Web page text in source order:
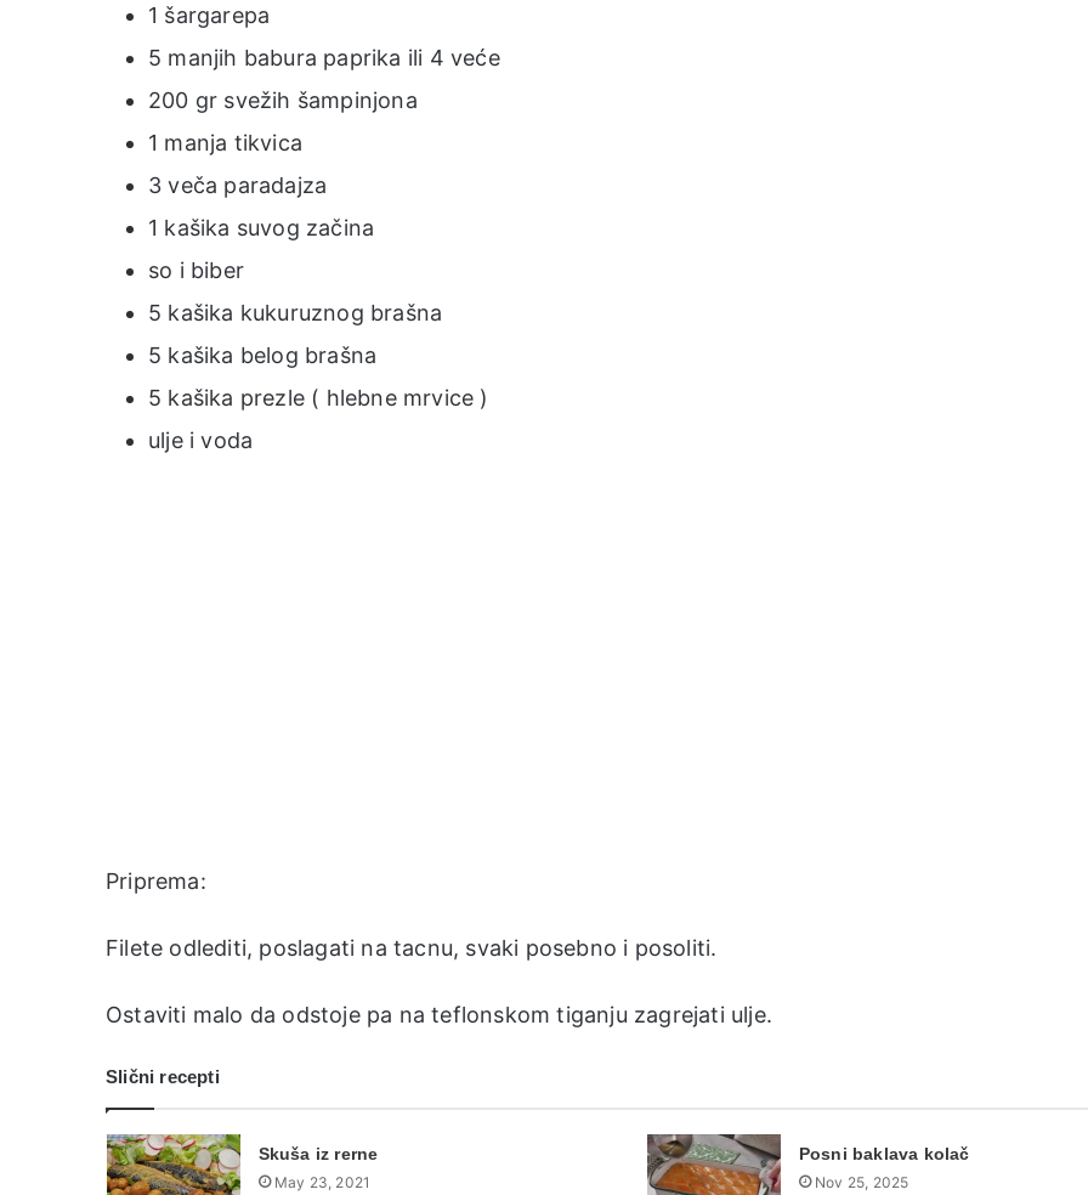
1 šargarepa
5 manjih babura paprika ili 4 veće
200 gr svežih šampinjona
1 manja tikvica
3 veča paradajza
1 kašika suvog začina
so i biber
5 kašika kukuruznog brašna
5 kašika belog brašna
5 kašika prezle ( hlebne mrvice )
ulje i voda
Priprema:
Filete odlediti, poslagati na tacnu, svaki posebno i posoliti.
Ostaviti malo da odstoje pa na teflonskom tiganju zagrejati ulje.
Slični recepti
Skuša iz rerne
May 23, 2021
Posni baklava kolač
Nov 25, 2025